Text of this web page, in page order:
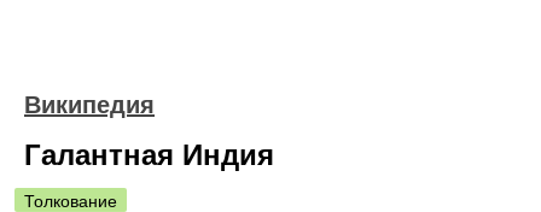
Википедия
Галантная Индия
Толкование